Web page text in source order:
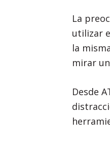
La
utilizar
la
mirar
Desde